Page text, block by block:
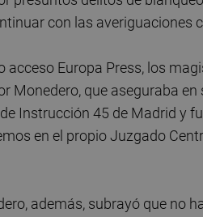
con las averiguaciones
acceso Europa Press, los
Monedero, que aseguraba
Instrucción 45 de Madrid y
en el propio Juzgado
además, subrayó que no